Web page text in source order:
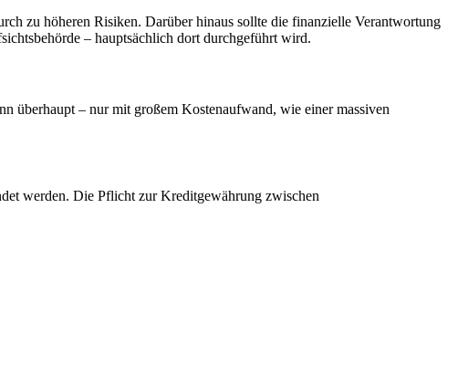
zu höheren Risiken. Darüber hinaus sollte die finanzielle Verantwortung
– hauptsächlich dort durchgeführt wird.
überhaupt – nur mit großem Kostenaufwand, wie einer massiven
werden. Die Pflicht zur Kreditgewährung zwischen